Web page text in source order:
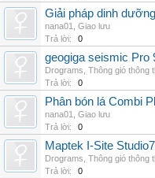
Giải pháp dinh
nana01
Giao lưu
Trả lời:
0
geogiga seismic Pro
Drograms Thông gió thông
Trả lời:
0
Phân bón lá Combi
nana01
Giao lưu
Trả lời:
0
Maptek I-Site Studio7
Drograms Thông gió thông
Trả lời:
0